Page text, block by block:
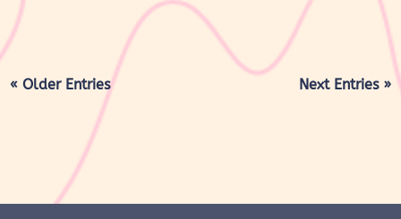
« Older Entries Next Entries »